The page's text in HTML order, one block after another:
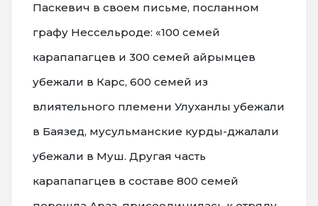
Паскевич в своем письме, посланном
графу Нессельроде: «100 семей
карапапагцев и 300 семей айрымцев
убежали в Карс, 600 семей из
влиятельного племени Улуханлы убежали
в Баязед, мусульманские курды-джалали
убежали в Муш. Другая часть
карапапагцев в составе 800 семей